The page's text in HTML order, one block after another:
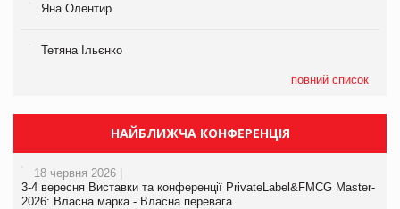
Яна Олентир
Тетяна Ільєнко
повний список
НАЙБЛИЖЧА КОНФЕРЕНЦІЯ
18 червня 2026 |
3-4 вересня Виставки та конференції PrivateLabel&FMCG Master-
2026: Власна марка - Власна перевага